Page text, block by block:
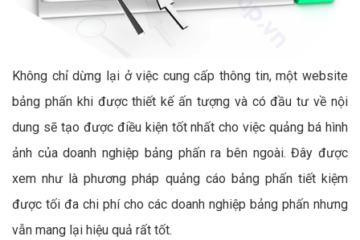
Không chỉ dừng lại ở việc cung cấp thông tin, một website
bảng phấn khi được thiết kế ấn tượng và có đầu tư về nội
dung sẽ tạo được điều kiện tốt nhất cho việc quảng bá hình
ảnh của doanh nghiệp bảng phấn ra bên ngoài. Đây được
xem như là phương pháp quảng cáo bảng phấn tiết kiệm
được tối đa chi phí cho các doanh nghiệp bảng phấn nhưng
vẫn mang lại hiệu quả rất tốt.